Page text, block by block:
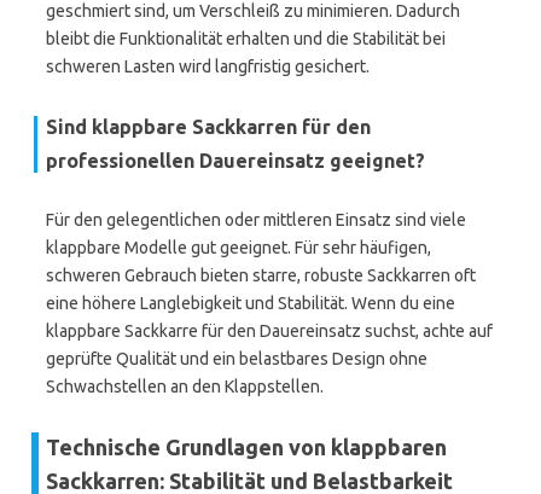
geschmiert sind, um Verschleiß zu minimieren. Dadurch
bleibt die Funktionalität erhalten und die Stabilität bei
schweren Lasten wird langfristig gesichert.
Sind klappbare Sackkarren für den
professionellen Dauereinsatz geeignet?
Für den gelegentlichen oder mittleren Einsatz sind viele
klappbare Modelle gut geeignet. Für sehr häufigen,
schweren Gebrauch bieten starre, robuste Sackkarren oft
eine höhere Langlebigkeit und Stabilität. Wenn du eine
klappbare Sackkarre für den Dauereinsatz suchst, achte auf
geprüfte Qualität und ein belastbares Design ohne
Schwachstellen an den Klappstellen.
Technische Grundlagen von klappbaren
Sackkarren: Stabilität und Belastbarkeit